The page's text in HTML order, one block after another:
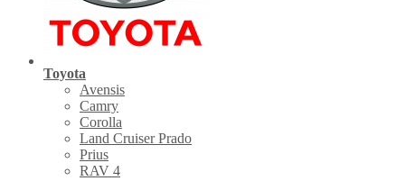
Toyota
Avensis
Camry
Corolla
Land Cruiser Prado
Prius
RAV 4